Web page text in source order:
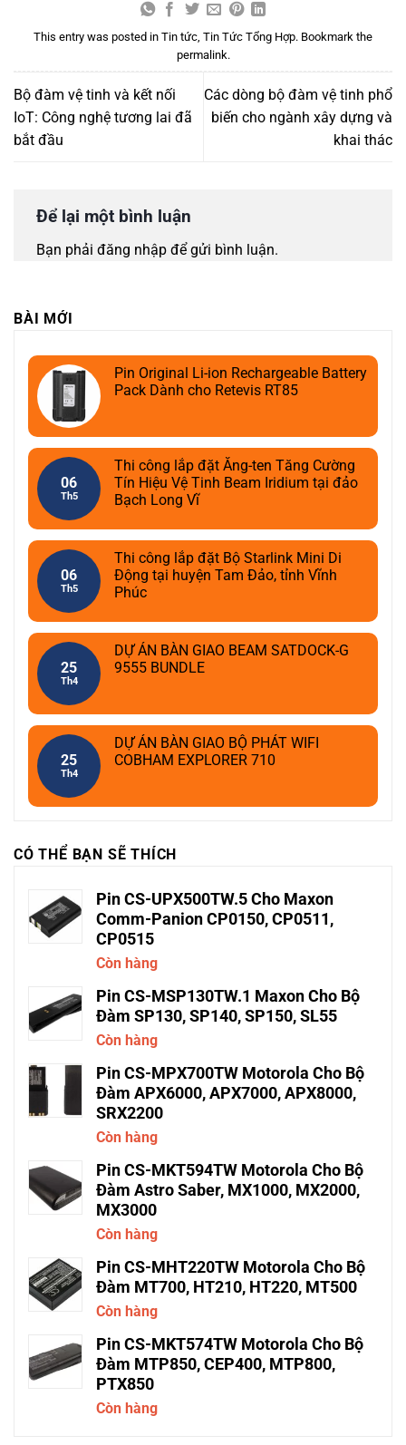
This entry was posted in Tin tức Tin Tức Tổng Hợp. Bookmark the
permalink.
Bộ đàm vệ tinh và kết nối
IoT: Công nghệ tương lai đã
bắt đầu
Các dòng bộ đàm vệ tinh phổ
biến cho ngành xây dựng và
khai thác
Để lại một bình luận
Bạn phải đăng nhập để gửi bình luận.
BÀI MỚI
Pin Original Li-ion Rechargeable Battery
Pack Dành cho Retevis RT85
06
Th5
Thi công lắp đặt Ăng-ten Tăng Cường
Tín Hiệu Vệ Tinh Beam Iridium tại đảo
Bạch Long Vĩ
06
Th5
Thi công lắp đặt Bộ Starlink Mini Di
Động tại huyện Tam Đảo, tỉnh Vĩnh
Phúc
25
Th4
DỰ ÁN BÀN GIAO BEAM SATDOCK-G
9555 BUNDLE
25
Th4
DỰ ÁN BÀN GIAO BỘ PHÁT WIFI
COBHAM EXPLORER 710
CÓ THỂ BẠN SẼ THÍCH
Pin CS-UPX500TW.5 Cho Maxon
Comm-Panion CP0150, CP0511,
CP0515
Còn hàng
Pin CS-MSP130TW.1 Maxon Cho Bộ
Đàm SP130, SP140, SP150, SL55
Còn hàng
Pin CS-MPX700TW Motorola Cho Bộ
Đàm APX6000, APX7000, APX8000,
SRX2200
Còn hàng
Pin CS-MKT594TW Motorola Cho Bộ
Đàm Astro Saber, MX1000, MX2000,
MX3000
Còn hàng
Pin CS-MHT220TW Motorola Cho Bộ
Đàm MT700, HT210, HT220, MT500
Còn hàng
Pin CS-MKT574TW Motorola Cho Bộ
Đàm MTP850, CEP400, MTP800,
PTX850
Còn hàng